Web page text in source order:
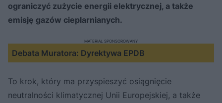
ograniczyć zużycie energii elektrycznej, a także
emisję gazów cieplarnianych.
Debata Muratora: Dyrektywa EPDB
MATERIAŁ SPONSOROWANY
To krok, który ma przyspieszyć osiągnięcie
neutralności klimatycznej Unii Europejskiej, a także